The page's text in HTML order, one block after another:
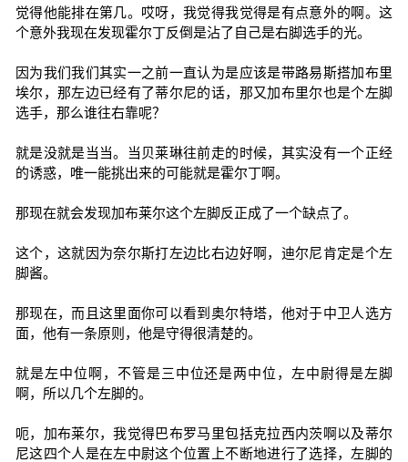
觉得他能排在第几。哎呀，我觉得我觉得是有点意外的啊。这
个意外我现在发现霍尔丁反倒是沾了自己是右脚选手的光。
因为我们我们其实一之前一直认为是应该是带路易斯搭加布里
埃尔，那左边已经有了蒂尔尼的话，那又加布里尔也是个左脚
选手，那么谁往右靠呢？
就是没就是当当。当贝莱琳往前走的时候，其实没有一个正经
的诱惑，唯一能挑出来的可能就是霍尔丁啊。
那现在就会发现加布莱尔这个左脚反正成了一个缺点了。
这个，这就因为奈尔斯打左边比右边好啊，迪尔尼肯定是个左
脚酱。
那现在，而且这里面你可以看到奥尔特塔，他对于中卫人选方
面，他有一条原则，他是守得很清楚的。
就是左中位啊，不管是三中位还是两中位，左中尉得是左脚
啊，所以几个左脚的。
呃，加布莱尔，我觉得巴布罗马里包括克拉西内茨啊以及蒂尔
尼这四个人是在左中尉这个位置上不断地进行了选择，左脚的